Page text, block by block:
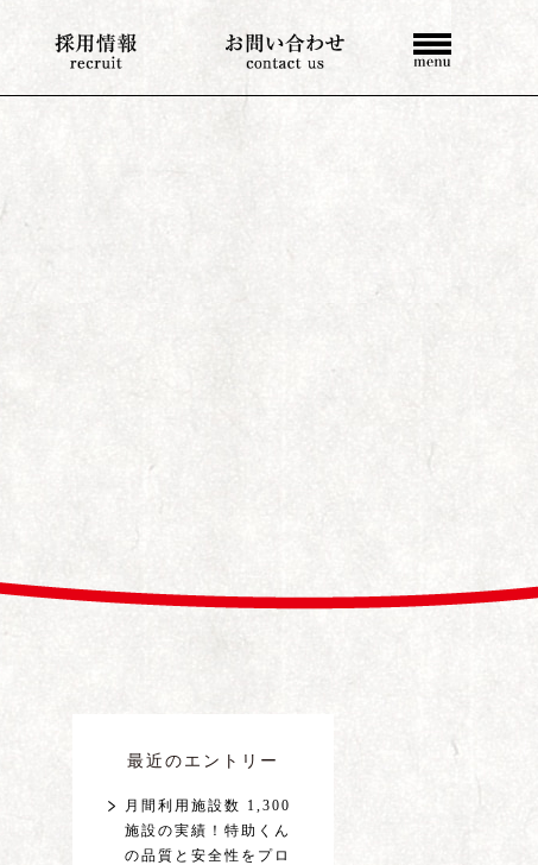
最近のエントリー
月間利用施設数 1,300
施設の実績！特助くん
の品質と安全性をプロ